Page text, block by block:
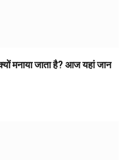
मनाया जाता है? आज यहां जान